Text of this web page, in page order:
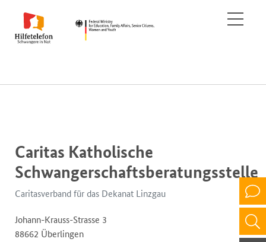
Caritas Katholische
Schwangerschaftsberatungsstelle
Caritasverband für das Dekanat Linzgau
Johann-Krauss-Strasse 3
88662 Überlingen